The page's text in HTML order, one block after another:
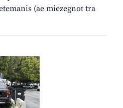
(ae miezegnot tra